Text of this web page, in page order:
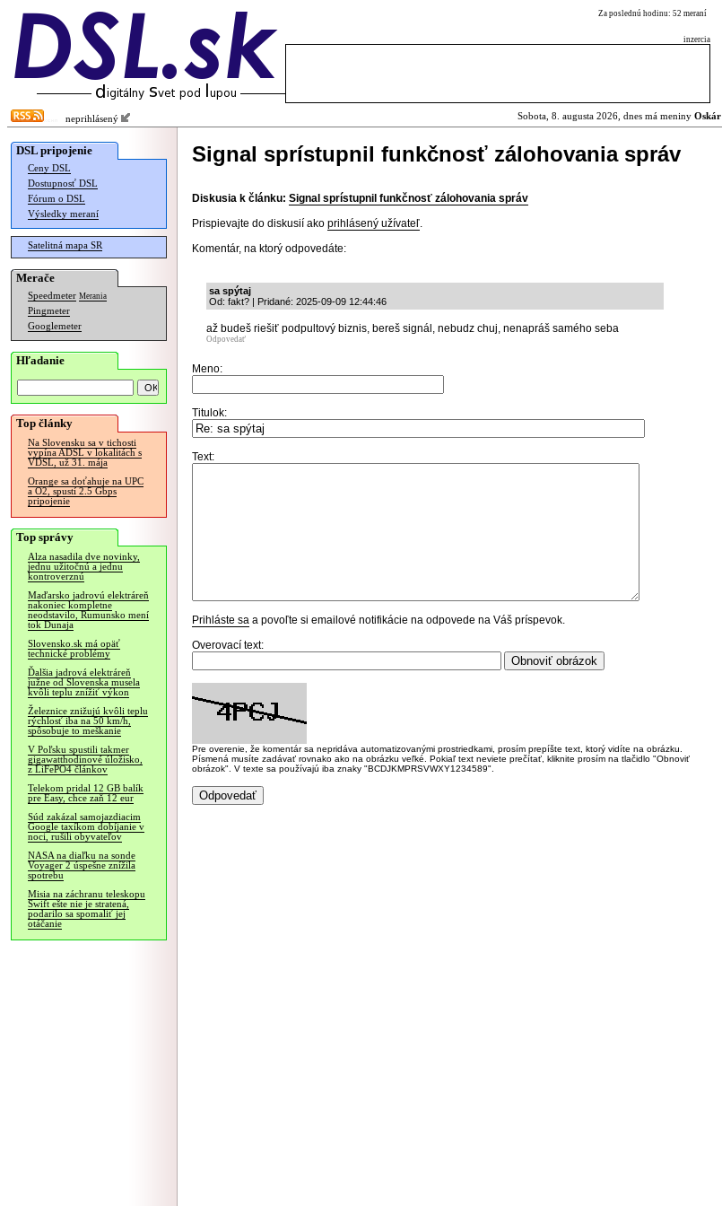
Za poslednú hodinu: 52 meraní
inzercia
neprihlásený Sobota, 8. augusta 2026, dnes má meniny Oskár
DSL pripojenie
Ceny DSL
Dostupnosť DSL
Fórum o DSL
Výsledky meraní
Satelitná mapa SR
Merače
Speedmeter Merania
Pingmeter
Googlemeter
Hľadanie
Top články
Na Slovensku sa v tichosti
vypína ADSL v lokalitách s
VDSL, už 31. mája
Orange sa doťahuje na UPC
a O2, spustí 2.5 Gbps
pripojenie
Top správy
Alza nasadila dve novinky,
jednu užitočnú a jednu
kontroverznú
Maďarsko jadrovú elektráreň
nakoniec kompletne
neodstavilo, Rumunsko mení
tok Dunaja
Slovensko.sk má opäť
technické problémy
Ďalšia jadrová elektráreň
južne od Slovenska musela
kvôli teplu znížiť výkon
Železnice znižujú kvôli teplu
rýchlosť iba na 50 km/h,
spôsobuje to meškanie
V Poľsku spustili takmer
gigawatthodinové úložisko,
z LiFePO4 článkov
Telekom pridal 12 GB balík
pre Easy, chce zaň 12 eur
Súd zakázal samojazdiacim
Google taxíkom dobíjanie v
noci, rušili obyvateľov
NASA na diaľku na sonde
Voyager 2 úspešne znížila
spotrebu
Misia na záchranu teleskopu
Swift ešte nie je stratená,
podarilo sa spomaliť jej
otáčanie
Signal sprístupnil funkčnosť zálohovania správ
Diskusia k článku: Signal sprístupnil funkčnosť zálohovania správ
Prispievajte do diskusií ako prihlásený užívateľ.
Komentár, na ktorý odpovedáte:
sa spýtaj
Od: fakt? | Pridané: 2025-09-09 12:44:46
až budeš riešiť podpultový biznis, bereš signál, nebudz chuj, nenapráš samého seba
Odpovedať
Meno:
Titulok:
Text:
Prihláste sa a povoľte si emailové notifikácie na odpovede na Váš príspevok.
Overovací text:
Pre overenie, že komentár sa nepridáva automatizovanými prostriedkami, prosím prepíšte text, ktorý vidíte na obrázku.
Písmená musíte zadávať rovnako ako na obrázku veľké. Pokiaľ text neviete prečítať, kliknite prosím na tlačidlo "Obnoviť
obrázok". V texte sa používajú iba znaky "BCDJKMPRSVWXY1234589".